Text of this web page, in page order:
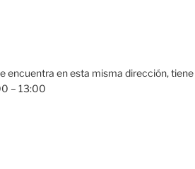
encuentra en esta misma dirección,
– 13:00